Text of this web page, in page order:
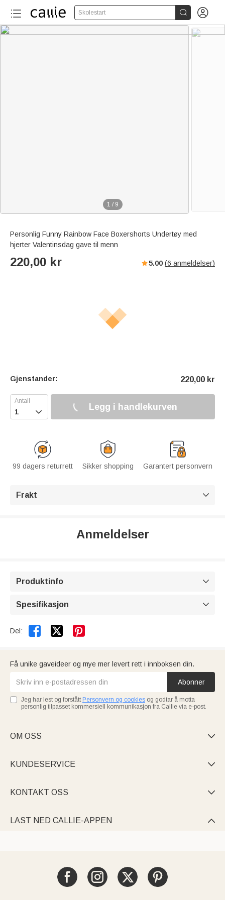
Skolestart  
1 / 9
Personlig Funny Rainbow Face Boxershorts Undertøy med
hjerter Valentinsdag gave til menn
220,00 kr 5.00 (6 anmeldelser)
Gjenstander: 220,00 kr
 Legg i handlekurven
99 dagers returrett Sikker shopping Garantert personvern
Frakt 
Anmeldelser
Produktinfo 
Spesifikasjon 
Del:  
Få unike gaveideer og mye mer levert rett i innboksen din.
Abonner
Jeg har lest og forstått Personvern og cookies og godtar å motta
personlig tilpasset kommersiell kommunikasjon fra Callie via e-post.
OM OSS 
KUNDESERVICE 
KONTAKT OSS 
LAST NED CALLIE-APPEN 